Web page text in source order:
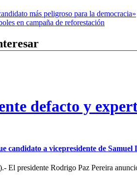
más peligroso para la democracia»
en campaña de reforestación
defacto y
candidato a vicepresidente de Samuel
El presidente Rodrigo Paz Pereira